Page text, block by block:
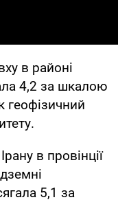
в районі
4,2 за шкалою
геофізичний
в провінції
5,1 за